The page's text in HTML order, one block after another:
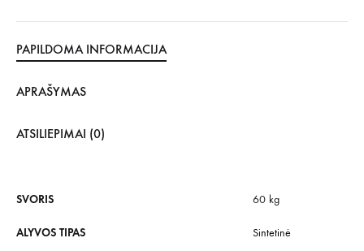
PAPILDOMA INFORMACIJA
APRAŠYMAS
ATSILIEPIMAI (0)
SVORIS 60 kg
ALYVOS TIPAS Sintetinė